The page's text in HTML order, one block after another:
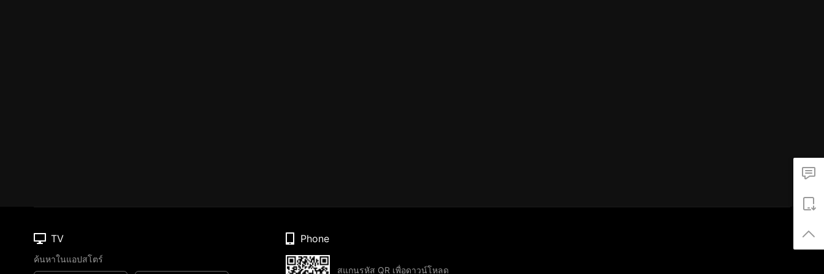
TV
ค้นหาในแอปสโตร์
Phone
สแกนรหัส QR เพื่อดาวน์โหลด